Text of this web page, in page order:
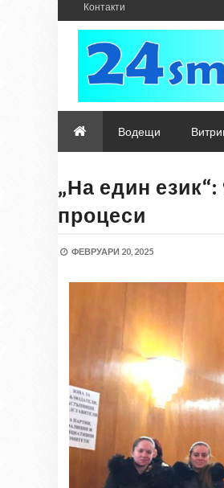
Контакти
Водещи
„На един
процеси
ФЕВРУАРИ 20, 2025